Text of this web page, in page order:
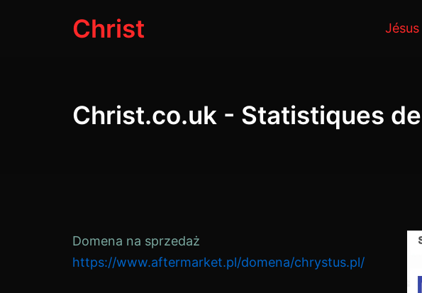
Christ Jésus
Christ.co.uk - Statistiques
Domena na sprzedaż
https://www.aftermarket.pl/domena/chrystus.pl/